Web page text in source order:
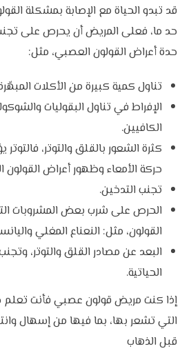
قد تبدو الحياة مع الإصابة بمشكلة
حد ما، فعلى المريض أن يحرص على
حدة أعراض القولون العصبي، مثل:
تناول كمية كبيرة من الأكلات
الإفراط في تناول البقوليات
الكافيين.
كثرة الشعور بالقلق والتوتر،
حركة الأمعاء وظهور أعراض القولون
تجنب التدخين.
الحرص على شرب بعض المشروبات
القولون، مثل: النعناع المغلي
البعد عن مصادر القلق والتوتر، وتجنب
الحياتية.
إذا كنت مريض قولون عصبي فأنت تعلم
التي تشعر بها، بما فيها من إسهال
قبل الذهاب